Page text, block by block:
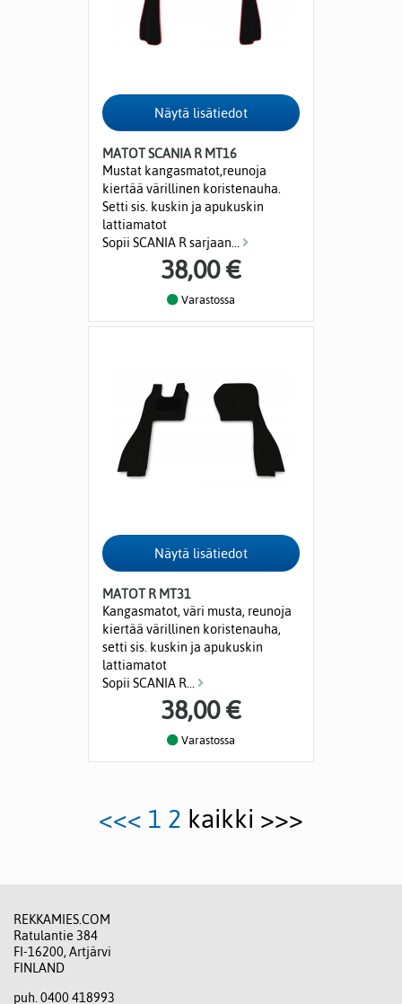
MATOT SCANIA R MT16
Mustat kangasmatot,reunoja
kiertää värillinen koristenauha.
Setti sis. kuskin ja apukuskin
lattiamatot
Sopii SCANIA R sarjaan...
38,00 €
Varastossa
MATOT R MT31
Kangasmatot, väri musta, reunoja
kiertää värillinen koristenauha,
setti sis. kuskin ja apukuskin
lattiamatot
Sopii SCANIA R...
38,00 €
Varastossa
<<< 1 2 kaikki >>>
REKKAMIES.COM
Ratulantie 384
FI-16200, Artjärvi
FINLAND
puh. 0400 418993